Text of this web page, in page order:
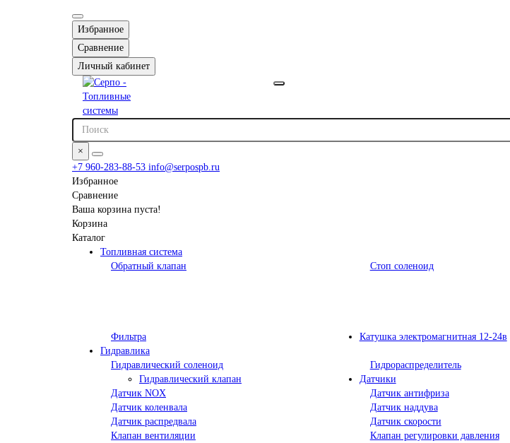
Избранное
Сравнение
Личный кабинет
×
+7 960-283-88-53 info@serpospb.ru
Избранное
Сравнение
Ваша корзина пуста!
Корзина
Каталог
Топливная система
Обратный клапан
Стоп соленоид
Фильтра
Катушка электромагнитная 12-24в
Гидравлика
Гидравлический соленоид
Гидравлический клапан
Гидрораспределитель
Датчики
Датчик NOX
Датчик антифриза
Датчик коленвала
Датчик наддува
Датчик распредвала
Датчик скорости
Клапан вентиляции
Клапан регулировки давления